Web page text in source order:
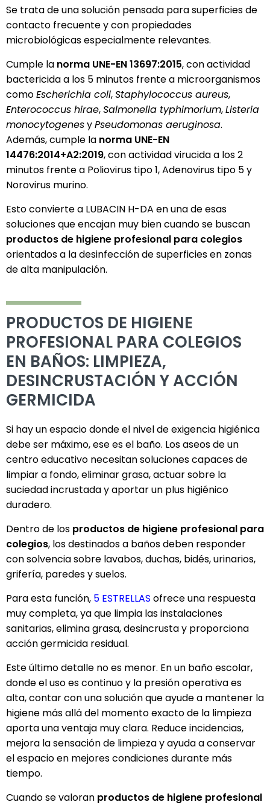
Se trata de una solución pensada para superficies de
contacto frecuente y con propiedades
microbiológicas especialmente relevantes.
Cumple la norma UNE-EN 13697:2015, con actividad
bactericida a los 5 minutos frente a microorganismos
comoEscherichia coli,Staphylococcus aureus,
Enterococcus hirae,Salmonella typhimorium,Listeria
monocytogenesyPseudomonas aeruginosa.
Además, cumple la norma UNE-EN
14476:2014+A2:2019, con actividad virucida a los 2
minutos frente a Poliovirus tipo 1, Adenovirus tipo 5 y
Norovirus murino.
Esto convierte a LUBACIN H-DA en una de esas
soluciones que encajan muy bien cuando se buscan
productos de higiene profesional para colegios
orientados a la desinfección de superficies en zonas
de alta manipulación.
PRODUCTOS DE HIGIENE
PROFESIONAL PARA COLEGIOS
EN BAÑOS: LIMPIEZA,
DESINCRUSTACIÓN Y ACCIÓN
GERMICIDA
Si hay un espacio donde el nivel de exigencia higiénica
debe ser máximo, ese es el baño. Los aseos de un
centro educativo necesitan soluciones capaces de
limpiar a fondo, eliminar grasa, actuar sobre la
suciedad incrustada y aportar un plus higiénico
duradero.
Dentro de los productos de higiene profesional para
colegios, los destinados a baños deben responder
con solvencia sobre lavabos, duchas, bidés, urinarios,
grifería, paredes y suelos.
Para esta función, 5 ESTRELLAS ofrece una respuesta
muy completa, ya que limpia las instalaciones
sanitarias, elimina grasa, desincrusta y proporciona
acción germicida residual.
Este último detalle no es menor. En un baño escolar,
donde el uso es continuo y la presión operativa es
alta, contar con una solución que ayude a mantener la
higiene más allá del momento exacto de la limpieza
aporta una ventaja muy clara. Reduce incidencias,
mejora la sensación de limpieza y ayuda a conservar
el espacio en mejores condiciones durante más
tiempo.
Cuando se valoran productos de higiene profesional